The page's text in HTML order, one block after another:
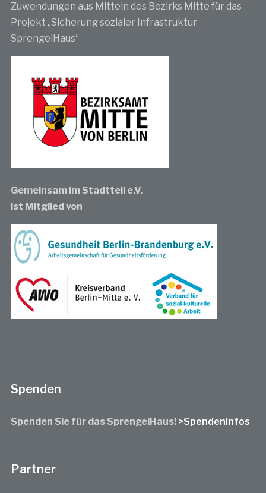
Zuwendungen aus Mitteln des Bezirks Mitte für das
Projekt „Sicherung sozialer Infrastruktur
SprengelHaus“
Gemeinsam im Stadtteil e.V.
ist Mitglied von
Spenden
Spenden Sie für das SprengelHaus! >Spendeninfos
Partner